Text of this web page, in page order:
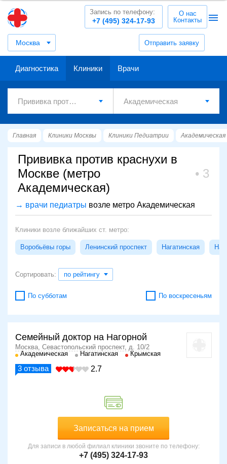
Москва Отправить заявку
+7 (495) 324-17-93
Запись по телефону:
О нас
Контакты
Диагностика Клиники Врачи
Главная Клиники Москвы Клиники Педиатрии Академическая
Прививка против краснухи в
Москве (метро
Академическая)
3
→ врачи педиатры возле метро Академическая
Клиники возле ближайших ст. метро:
Воробьёвы горы Ленинский проспект Нагатинская
Сортировать: по рейтингу
По субботам По воскресеньям
Семейный доктор на Нагорной
Москва, Севастопольский проспект, д. 10/2
Академическая
Нагатинская Крымская
3 отзыва 2.7
Записаться на прием
Для записи в любой филиал клиники звоните по телефону:
+7 (495) 324-17-93